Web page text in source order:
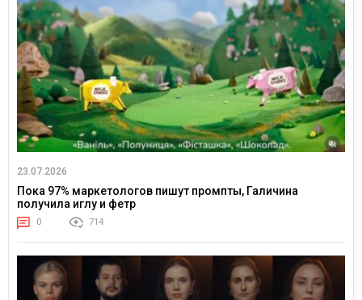
23.07.2026
Пока 97% маркетологов пишут промпты, Галичина
получила иглу и фетр
0 714